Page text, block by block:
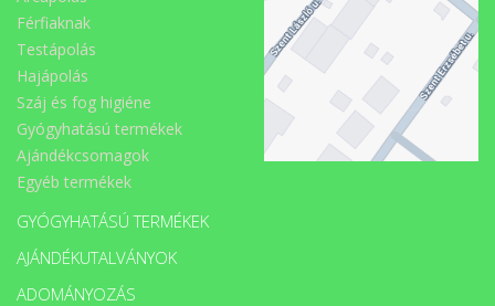
Férfiaknak
Testápolás
Hajápolás
Száj és fog higiéne
Gyógyhatású termékek
Ajándékcsomagok
Egyéb termékek
GYÓGYHATÁSÚ TERMÉKEK
AJÁNDÉKUTALVÁNYOK
ADOMÁNYOZÁS